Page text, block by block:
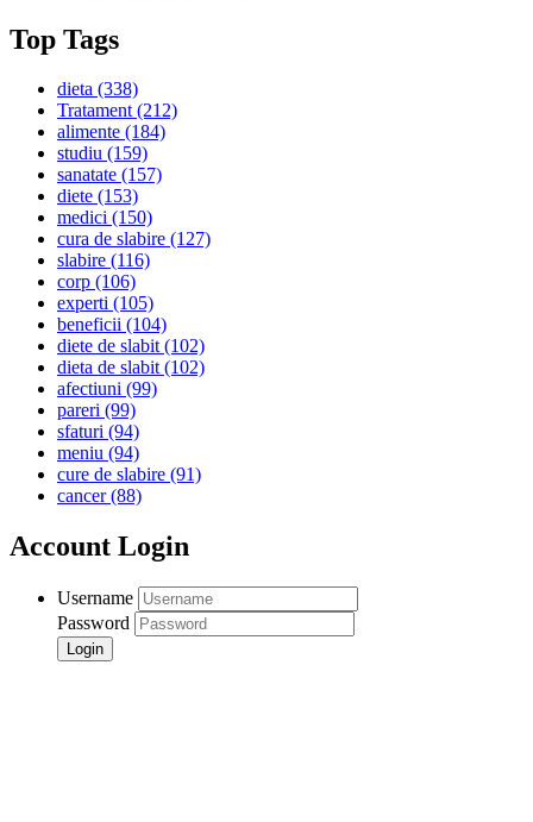
Top Tags
dieta (338)
Tratament(212)
alimente (184)
studiu (159)
sanatate (157)
diete (153)
medici (150)
cura de slabire (127)
slabire (116)
corp (106)
experti (105)
beneficii (104)
diete de slabit(102)
dieta de slabit(102)
afectiuni (99)
pareri (99)
sfaturi (94)
meniu (94)
cure de slabire (91)
cancer(88)
Account Login
Username
Password